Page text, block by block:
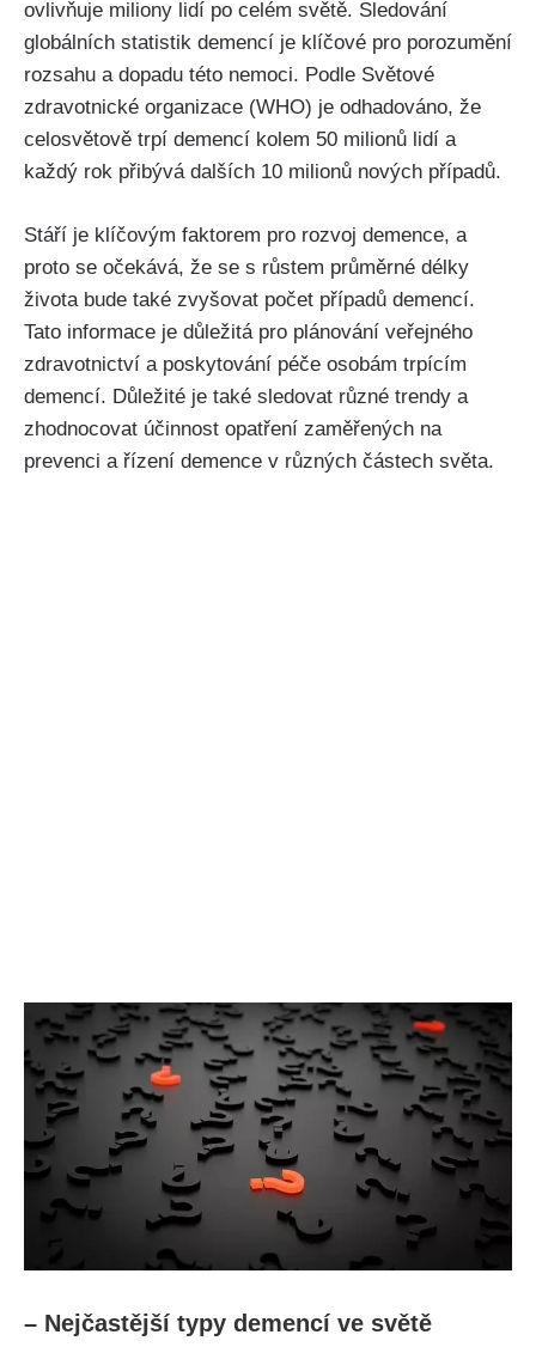
ovlivňuje miliony lidí po celém světě. Sledování
globálních statistik demencí je klíčové pro porozumění
rozsahu a dopadu této nemoci. Podle Světové
zdravotnické organizace (WHO) je odhadováno, že
celosvětově trpí demencí kolem 50 milionů lidí a
každý rok přibývá dalších 10 milionů nových případů.
Stáří je klíčovým faktorem pro rozvoj demence, a
proto se očekává, že se s růstem průměrné délky
života bude také zvyšovat počet případů demencí.
Tato informace je důležitá pro plánování veřejného
zdravotnictví a poskytování péče osobám trpícím
demencí. Důležité je také sledovat různé trendy a
zhodnocovat účinnost opatření zaměřených na
prevenci a řízení demence v různých částech světa.
– Nejčastější typy demencí ve světě